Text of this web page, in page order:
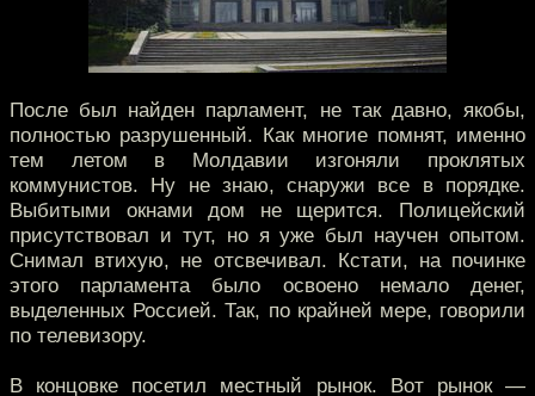
После был найден парламент, не так давно, якобы,
полностью разрушенный. Как многие помнят, именно
тем летом в Молдавии изгоняли проклятых
коммунистов. Ну не знаю, снаружи все в порядке.
Выбитыми окнами дом не щерится. Полицейский
присутствовал и тут, но я уже был научен опытом.
Снимал втихую, не отсвечивал. Кстати, на починке
этого парламента было освоено немало денег,
выделенных Россией. Так, по крайней мере, говорили
по телевизору.
В концовке посетил местный рынок. Вот рынок —